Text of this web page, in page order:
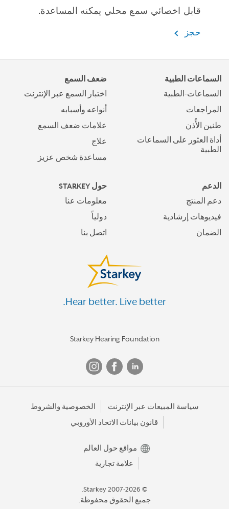
قابل اخصائي سمع محلي يمكنه المساعدة.
حجز
السماعات الطبية
السماعات-الطبية
المراجعات
طنين الأُذن
أداة العثور على السماعات
الطبية
ضعف السمع
اختبار السمع عبر الإنترنت
أنواعه وأسبابه
علامات ضعف السمع
علاج
مساعدة شخص عزيز
الدعم
دعم المنتج
فيديوهات إرشادية
الضمان
حول STARKEY
معلومات عنا
دولياً
اتصل بنا
Hear better. Live better.
Starkey Hearing Foundation
سياسة المبيعات عبر الإنترنت الخصوصية والشروط
قانون بيانات الاتحاد الأوروبي
مواقع حول العالم
علامة تجارية
© 2007-2026 Starkey.
جميع الحقوق محفوظة.